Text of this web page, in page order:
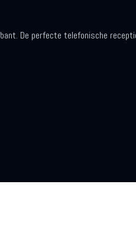
De perfecte telefonische